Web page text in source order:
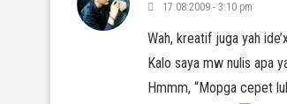
17.08.2009 - 3:10 pm
Wah, kreatif juga yah
Kalo saya mw nulis apa
Hmmm, “Mopga cepet